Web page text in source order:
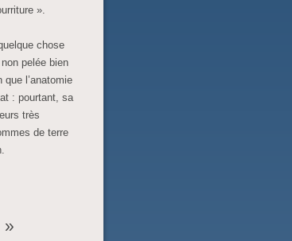
».
chose
pelée bien
l’anatomie
: pourtant, sa
très
de terre
»